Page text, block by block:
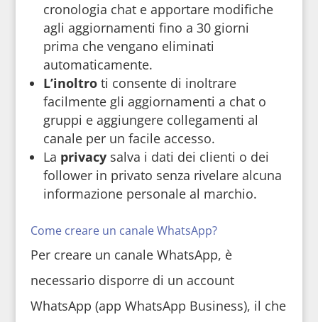
cronologia chat e apportare modifiche
agli aggiornamenti fino a 30 giorni
prima che vengano eliminati
automaticamente.
L’inoltroti consente di inoltrare
facilmente gli aggiornamenti a chat o
gruppi e aggiungere collegamenti al
canale per un facile accesso.
La privacysalva i dati dei clienti o dei
follower in privato senza rivelare alcuna
informazione personale al marchio.
Come creare un canale WhatsApp?
Per creare un canale WhatsApp, è
necessario disporre di un account
WhatsApp (app WhatsApp Business), il che